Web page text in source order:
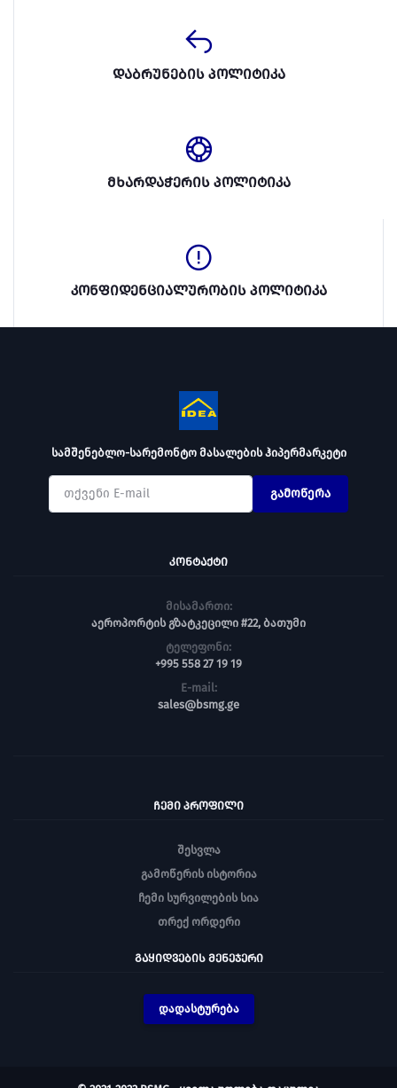
დაბრუნების პოლიტიკა
მხარდაჭერის პოლიტიკა
კონფიდენციალურობის პოლიტიკა
სამშენებლო-სარემონტო მასალების ჰიპერმარკეტი
გამოწერა
ᲙᲝᲜᲢᲐᲥᲢᲘ
მისამართი:
აეროპორტის გზატკეცილი #22, ბათუმი
ტელეფონი:
+995 558 27 19 19
E-mail:
sales@bsmg.ge
ᲩᲔᲛᲘ ᲞᲠᲝᲤᲘᲚᲘ
შესვლა
გამოწერის ისტორია
ჩემი სურვილების სია
თრექ ორდერი
ᲒᲐᲧᲘᲓᲕᲔᲑᲘᲡ ᲛᲔᲜᲔᲯᲔᲠᲘ
დადასტურება